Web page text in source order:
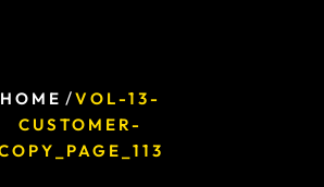
HOME /VOL-13-
CUSTOMER-